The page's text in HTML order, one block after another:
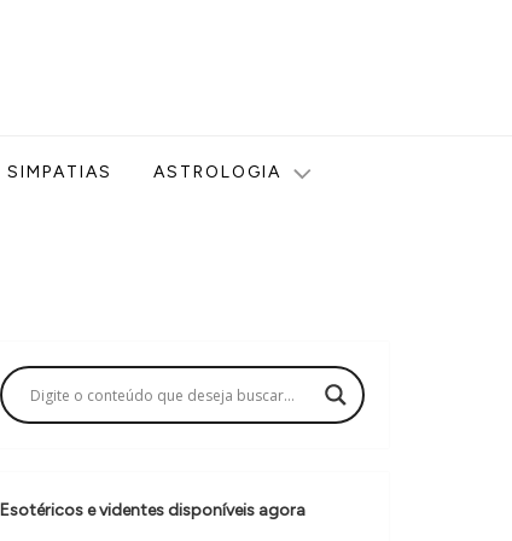
SIMPATIAS ASTROLOGIA
Esotéricos e videntes disponíveis agora